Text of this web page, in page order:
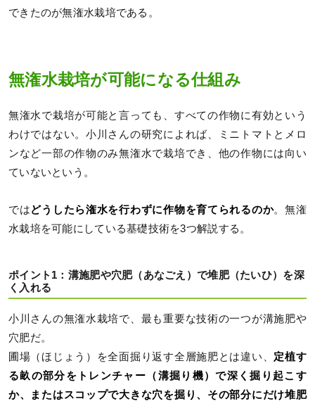
できたのが無潅水栽培である。
無潅水栽培が可能になる仕組み
無潅水で栽培が可能と言っても、すべての作物に有効という
わけではない。小川さんの研究によれば、ミニトマトとメロ
ンなど一部の作物のみ無潅水で栽培でき、他の作物には向い
ていないという。
ではどうしたら潅水を行わずに作物を育てられるのか。無潅
水栽培を可能にしている基礎技術を3つ解説する。
ポイント1：溝施肥や穴肥（あなごえ）で堆肥（たいひ）を深
く入れる
小川さんの無潅水栽培で、最も重要な技術の一つが溝施肥や
穴肥だ。
圃場（ほじょう）を全面掘り返す全層施肥とは違い、 定植す
る畝の部分をトレンチャー（溝掘り機）で深く掘り起こす
か、またはスコップで大きな穴を掘り、その部分にだけ堆肥